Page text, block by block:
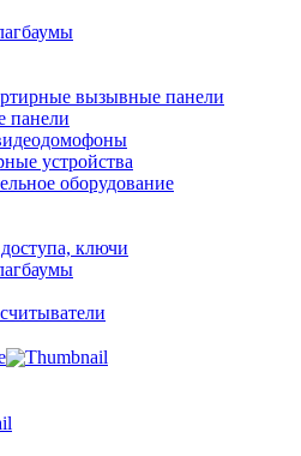
вызывные панели
панели
устройства
оборудование
ключи